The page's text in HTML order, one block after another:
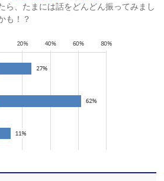
ら、たまには話をどんどん振ってみまし
も！？